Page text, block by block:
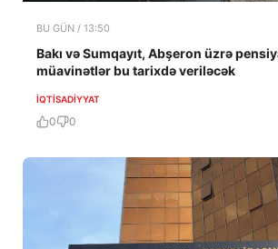
BU GÜN / 13:50
Bakı və Sumqayıt, Abşeron üzrə
müavinətlər bu tarixdə veriləcək
İQTISADIYYAT
0 0